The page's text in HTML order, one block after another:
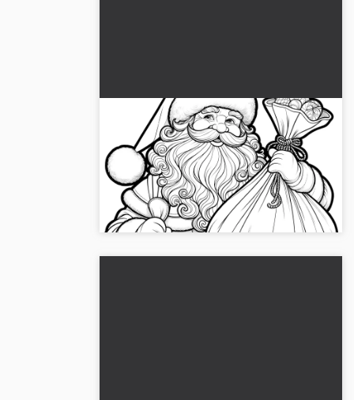
Hymyilevä joulupukki säkin kanssa
(ilmainen värityskuva)
Hanki värityskuva hymyilevästä joulupukista
ja säkistä. Ihanteellinen tulostettavaksi. 🎅
Lataa se ilmaiseksi!...